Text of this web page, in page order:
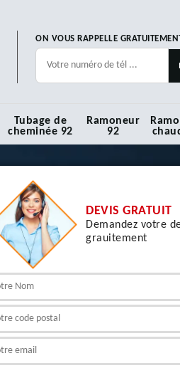
ON VOUS RAPPELLE
Tubage de
cheminée 92
Ramoneur
92
DEVIS GRATUIT
Demandez votre
grauitement